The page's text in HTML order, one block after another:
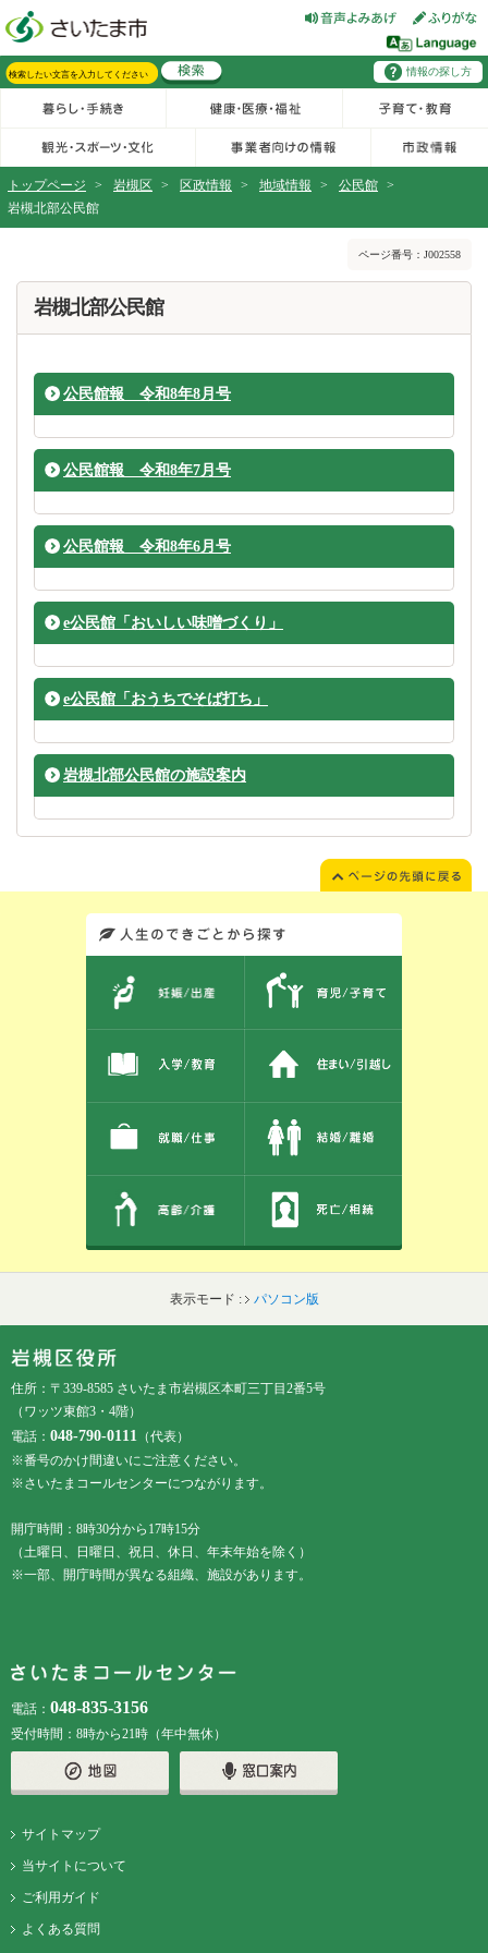
情報の探し方
トップページ > 岩槻区 > 区政情報 > 地域情報 > 公民館 >
岩槻北部公民館
ページ番号：J002558
岩槻北部公民館
公民館報 令和8年8月号
公民館報 令和8年7月号
公民館報 令和8年6月号
e公民館「おいしい味噌づくり」
e公民館「おうちでそば打ち」
岩槻北部公民館の施設案内
表示モード : パソコン版
住所：〒339-8585 さいたま市岩槻区本町三丁目2番5号
（ワッツ東館3・4階）
電話： 048-790-0111 （代表）
※番号のかけ間違いにご注意ください。
※さいたまコールセンターにつながります。
開庁時間：8時30分から17時15分
（土曜日、日曜日、祝日、休日、年末年始を除く）
※一部、開庁時間が異なる組織、施設があります。
電話： 048-835-3156
受付時間：8時から21時（年中無休）
サイトマップ
当サイトについて
ご利用ガイド
よくある質問